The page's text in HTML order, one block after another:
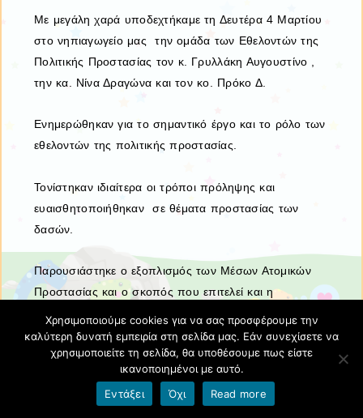
Με μεγάλη χαρά υποδεχτήκαμε τη Δευτέρα 4 Μαρτίου
στο νηπιαγωγείο μας την ομάδα των Εθελοντών της
Πολιτικής Προστασίας τον κ. Γρυλλάκη Αυγουστίνο ,
την κα. Νίνα Δραγώνα και τον κο. Πρόκο Δ.
Ενημερώθηκαν για το σημαντικό έργο και το ρόλο των
εθελοντών της πολιτικής προστασίας.
Τονίστηκαν ιδιαίτερα οι τρόποι πρόληψης και
ευαισθητοποιήθηκαν σε θέματα προστασίας των
δασών.
Παρουσιάστηκε ο εξοπλισμός των Μέσων Ατομικών
Προστασίας και ο σκοπός που επιτελεί και η
Χρησιμοποιούμε cookies για να σας προσφέρουμε την
καλύτερη δυνατή εμπειρία στη σελίδα μας. Εάν συνεχίσετε να
χρησιμοποιείτε τη σελίδα, θα υποθέσουμε πως είστε
ικανοποιημένοι με αυτό.
Εντάξει
Όχι Read more